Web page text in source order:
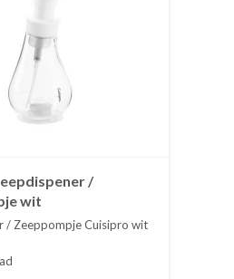
/
wit
/ Zeeppompje Cuisipro wit